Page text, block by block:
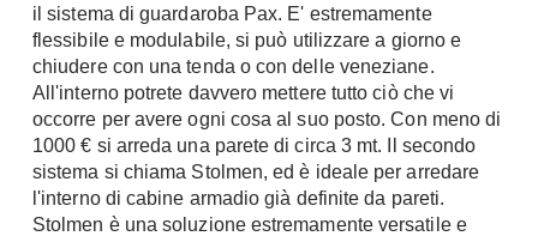
il sistema di guardaroba Pax. E' estremamente
flessibile e modulabile, si può utilizzare a giorno e
chiudere con una tenda o con delle veneziane.
All'interno potrete davvero mettere tutto ciò che vi
occorre per avere ogni cosa al suo posto. Con meno di
1000 € si arreda una parete di circa 3 mt. Il secondo
sistema si chiama Stolmen, ed è ideale per arredare
l'interno di cabine armadio già definite da pareti.
Stolmen è una soluzione estremamente versatile e